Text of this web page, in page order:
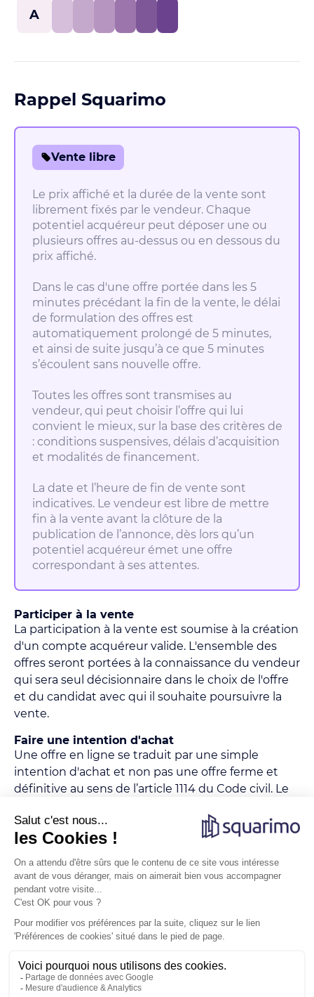
A
Rappel Squarimo
Vente libre
Le prix affiché et la durée de la vente sont
librement fixés par le vendeur. Chaque
potentiel acquéreur peut déposer une ou
plusieurs offres au-dessus ou en dessous du
prix affiché.
Dans le cas d'une offre portée dans les 5
minutes précédant la fin de la vente, le délai
de formulation des offres est
automatiquement prolongé de 5 minutes,
et ainsi de suite jusqu’à ce que 5 minutes
s’écoulent sans nouvelle offre.
Toutes les offres sont transmises au
vendeur, qui peut choisir l’offre qui lui
convient le mieux, sur la base des critères de
: conditions suspensives, délais d’acquisition
et modalités de financement.
La date et l’heure de fin de vente sont
indicatives. Le vendeur est libre de mettre
fin à la vente avant la clôture de la
publication de l’annonce, dès lors qu’un
potentiel acquéreur émet une offre
correspondant à ses attentes.
Participer à la vente
La participation à la vente est soumise à la création
d'un compte acquéreur valide. L'ensemble des
offres seront portées à la connaissance du vendeur
qui sera seul décisionnaire dans le choix de l'offre
et du candidat avec qui il souhaite poursuivre la
vente.
Faire une intention d'achat
Une offre en ligne se traduit par une simple
intention d'achat et non pas une offre ferme et
définitive au sens de l’article 1114 du Code civil. Le
l'agence.
Pour visiter ou obtenir des informations
complémentaires sur le bien, contacter le
partenaire qui figure en début d'annonce.